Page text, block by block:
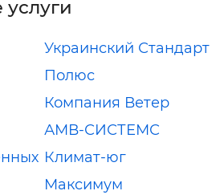
Украинский Стандарт
Полюс
Компания Ветер
АМВ-СИСТЕМС
Климат-юг
Максимум